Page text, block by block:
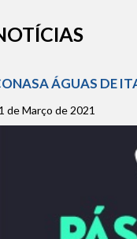
ÁGUAS DE
de Março de 2021